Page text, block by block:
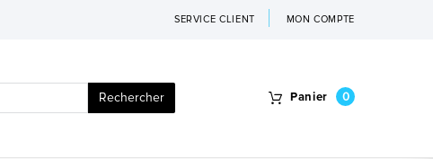
SERVICE CLIENT MON COMPTE
Rechercher Panier 0